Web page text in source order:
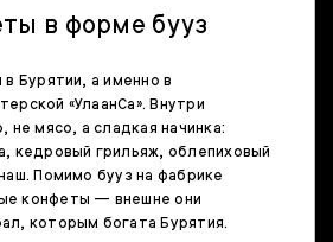
в форме бууз
Бурятии, а именно в
«УлаанСа». Внутри
не мясо, а сладкая начинка:
кедровый грильяж, облепиховый
Помимо бууз на фабрике
конфеты — внешне они
которым богата Бурятия.